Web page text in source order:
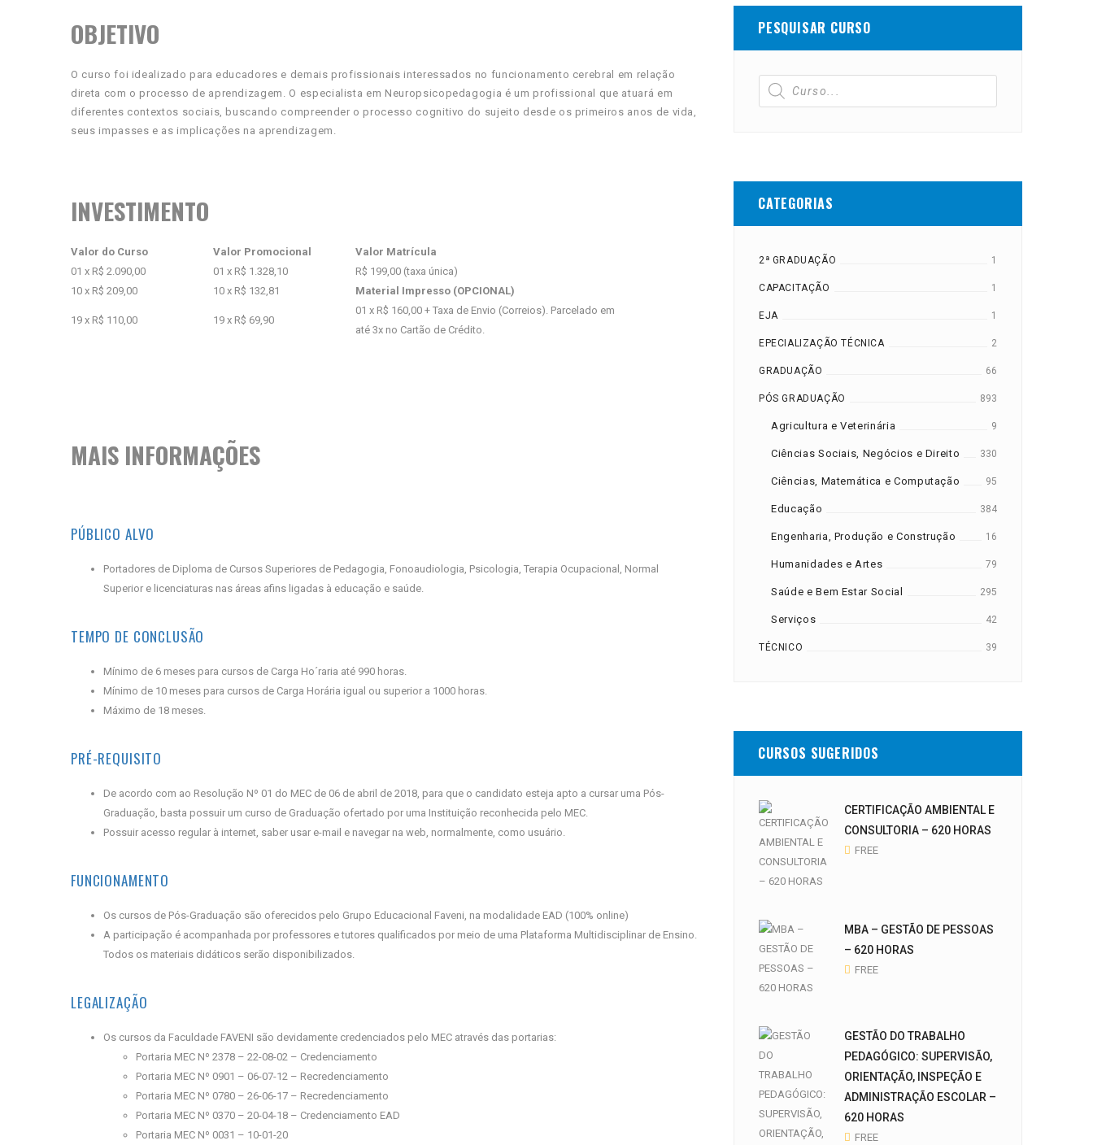
OBJETIVO
O curso foi idealizado para educadores e demais profissionais interessados no funcionamento cerebral em relação
direta com o processo de aprendizagem. O especialista em Neuropsicopedagogia é um profissional que atuará em
diferentes contextos sociais, buscando compreender o processo cognitivo do sujeito desde os primeiros anos de vida,
seus impasses e as implicações na aprendizagem.
INVESTIMENTO
Valor do Curso Valor Promocional
Valor Matrícula
01 x R$ 2.090,00
01 x R$ 1.328,10
R$ 199,00 (taxa única)
10 x R$ 209,00
10 x R$ 132,81 Material Impresso (OPCIONAL)
19 x R$ 110,00 19 x R$ 69,90
01 x R$ 160,00 + Taxa de Envio (Correios). Parcelado em
até 3x no Cartão de Crédito.
MAIS INFORMAÇÕES
PÚBLICO ALVO
Portadores de Diploma de Cursos Superiores de Pedagogia, Fonoaudiologia, Psicologia, Terapia Ocupacional, Normal
Superior e licenciaturas nas áreas afins ligadas à educação e saúde.
TEMPO DE CONCLUSÃO
Mínimo de 6 meses para cursos de Carga Ho´raria até 990 horas.
Mínimo de 10 meses para cursos de Carga Horária igual ou superior a 1000 horas.
Máximo de 18 meses.
PRÉ-REQUISITO
De acordo com ao Resolução Nº 01 do MEC de 06 de abril de 2018, para que o candidato esteja apto a cursar uma Pós-
Graduação, basta possuir um curso de Graduação ofertado por uma Instituição reconhecida pelo MEC.
Possuir acesso regular à internet, saber usar e-mail e navegar na web, normalmente, como usuário.
FUNCIONAMENTO
Os cursos de Pós-Graduação são oferecidos pelo Grupo Educacional Faveni, na modalidade EAD (100% online)
A participação é acompanhada por professores e tutores qualificados por meio de uma Plataforma Multidisciplinar de Ensino.
Todos os materiais didáticos serão disponibilizados.
LEGALIZAÇÃO
Os cursos da Faculdade FAVENI são devidamente credenciados pelo MEC através das portarias:
Portaria MEC Nº 2378 – 22-08-02 – Credenciamento
Portaria MEC Nº 0901 – 06-07-12 – Recredenciamento
Portaria MEC Nº 0780 – 26-06-17 – Recredenciamento
Portaria MEC Nº 0370 – 20-04-18 – Credenciamento EAD
Portaria MEC Nº 0031 – 10-01-20
PESQUISAR CURSO
CATEGORIAS
2ª GRADUAÇÃO 1
CAPACITAÇÃO 1
EJA 1
EPECIALIZAÇÃO TÉCNICA 2
GRADUAÇÃO 66
PÓS GRADUAÇÃO 893
Agricultura e Veterinária 9
Ciências Sociais, Negócios e Direito 330
Ciências, Matemática e Computação 95
Educação 384
Engenharia, Produção e Construção 16
Humanidades e Artes 79
Saúde e Bem Estar Social 295
Serviços 42
TÉCNICO 39
CURSOS SUGERIDOS
CERTIFICAÇÃO AMBIENTAL E
CONSULTORIA – 620 HORAS
FREE
MBA – GESTÃO DE PESSOAS
– 620 HORAS
FREE
GESTÃO DO TRABALHO
PEDAGÓGICO: SUPERVISÃO,
ORIENTAÇÃO, INSPEÇÃO E
ADMINISTRAÇÃO ESCOLAR –
620 HORAS
FREE